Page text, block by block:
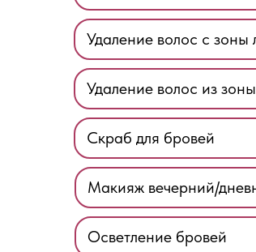
Скраб для бровей
Удаление волос с зоны
Удаление волос из
Макияж вечерний/
Осветление бровей